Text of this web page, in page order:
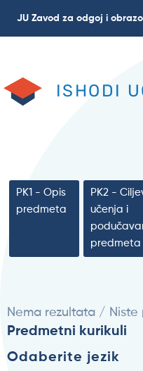
JU Zavod za odgoj i
ISHODI
PK1 - Opis
predmeta
PK2 -
učenja i
predmeta
Nema rezultata / Niste
Predmetni kurikuli
Odaberite jezik